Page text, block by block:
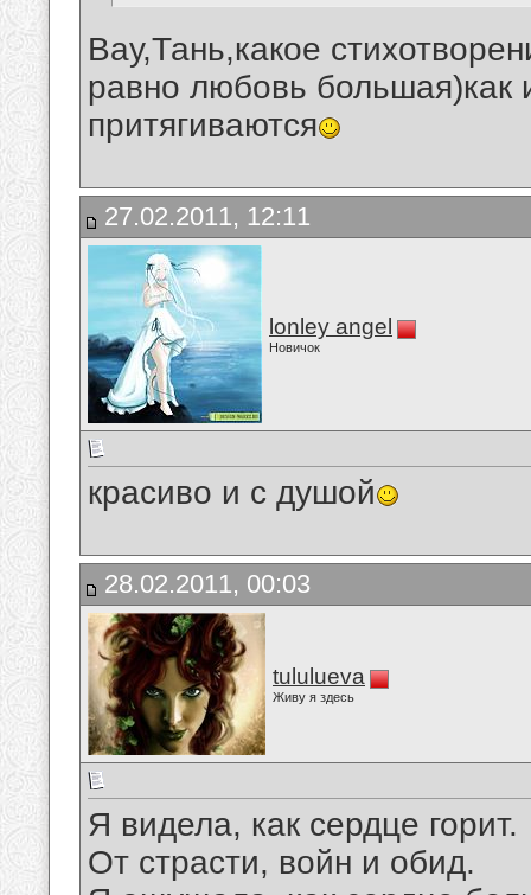
Вау,Тань,какое
равно любовь большая)как
притягиваются
27.02.2011, 12:11
lonley angel
Новичок
красиво и с душой
28.02.2011, 00:03
tululueva
Живу я здесь
Я видела, как сердце горит.
От страсти, войн и обид.